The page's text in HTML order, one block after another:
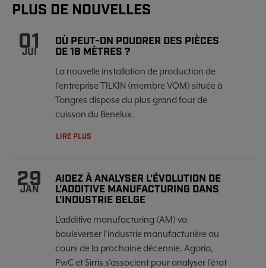
PLUS DE NOUVELLES
01
JUI
OÙ PEUT-ON POUDRER DES PIÈCES
DE 18 MÈTRES ?
La nouvelle installation de production de
l’entreprise TILKIN (membre VOM) située à
Tongres dispose du plus grand four de
cuisson du Benelux.
LIRE PLUS
29
JAN
AIDEZ À ANALYSER L'ÉVOLUTION DE
L'ADDITIVE MANUFACTURING DANS
L'INDUSTRIE BELGE
L'additive manufacturing (AM) va
bouleverser l'industrie manufacturière au
cours de la prochaine décennie. Agoria,
PwC et Sirris s'associent pour analyser l'état